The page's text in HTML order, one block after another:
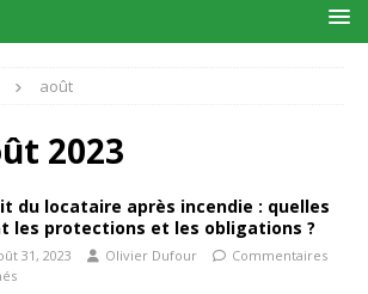
août
2023
du locataire après incendie : quelles
les protections et les obligations ?
31, 2023 Olivier Dufour
Commentaires